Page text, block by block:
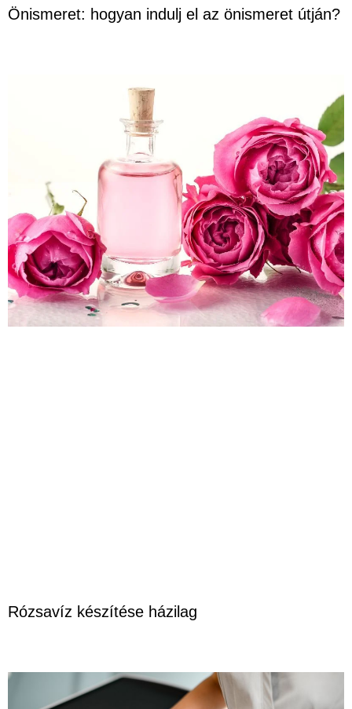
Önismeret: hogyan indulj el az önismeret útján?
Rózsavíz készítése házilag